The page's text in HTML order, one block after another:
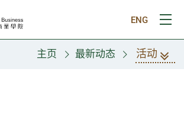
ENG
打
主页 最新动态 活动